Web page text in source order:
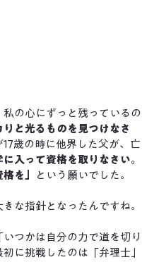
の心にずっと残っているの
りと光るものを見つけなさ
歳の時に他界した父が、亡
に入って資格を取りなさい。
を」
という願いでした。
な指針となったんですね。
つかは自分の力で道を切り
に挑戦したのは「弁理士」